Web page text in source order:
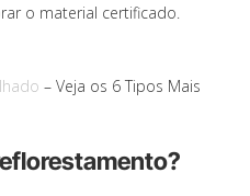
o material certificado.
– Veja os 6 Tipos Mais